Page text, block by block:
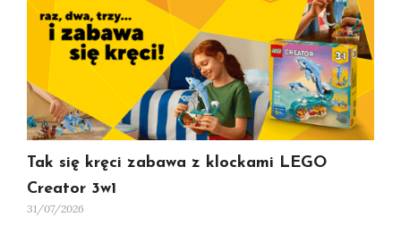
Tak się kręci zabawa z klockami LEGO
Creator 3w1
31/07/2026